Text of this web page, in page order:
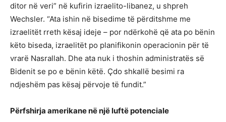
ditor në veri” në kufirin izraelito-libanez, u shpreh
Wechsler. “Ata ishin në bisedime të përditshme me
izraelitët rreth kësaj ideje – por ndërkohë që ata po bënin
këto biseda, izraelitët po planifikonin operacionin për të
vrarë Nasrallah. Dhe ata nuk i thoshin administratës së
Bidenit se po e bënin këtë. Çdo shkallë besimi ra
ndjeshëm pas kësaj përvoje të fundit.”
Përfshirja amerikane në një luftë potenciale